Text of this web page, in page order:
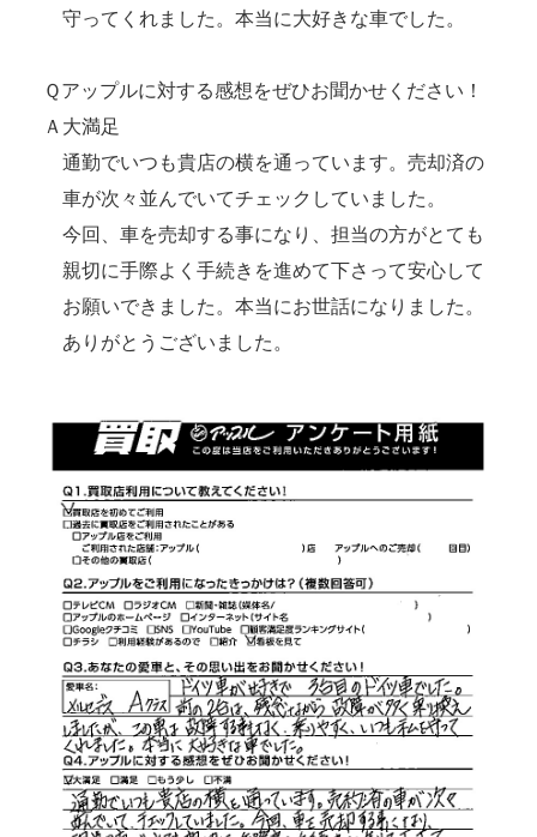
守ってくれました。本当に大好きな車でした。
Ｑアップルに対する感想をぜひお聞かせください！
Ａ大満足
通勤でいつも貴店の横を通っています。売却済の
車が次々並んでいてチェックしていました。
今回、車を売却する事になり、担当の方がとても
親切に手際よく手続きを進めて下さって安心して
お願いできました。本当にお世話になりました。
ありがとうございました。